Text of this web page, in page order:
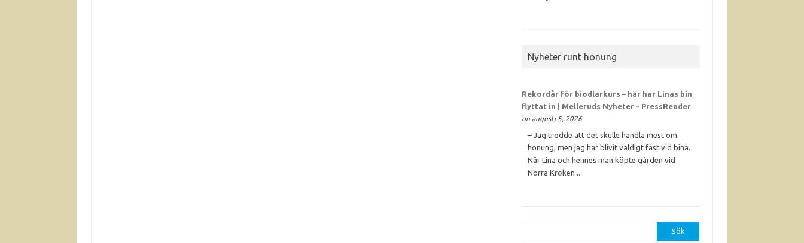
Nyheter runt honung
Rekordår för biodlarkurs – här har Linas bin
flyttat in | Melleruds Nyheter - PressReader
on augusti 5, 2026
– Jag trodde att det skulle handla mest om
honung, men jag har blivit väldigt fäst vid bina.
När Lina och hennes man köpte gården vid
Norra Kroken ...